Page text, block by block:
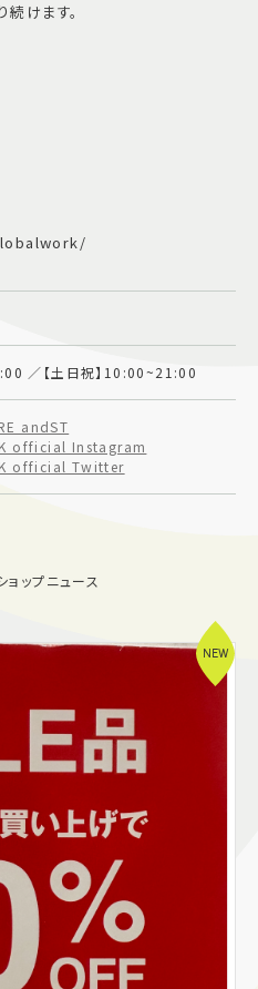
続けます。
／【土日祝】10:00~21:00
andST
official Instagram
official Twitter
ョップニュース
NEW